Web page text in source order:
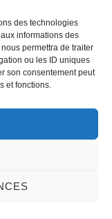
des technologies
informations des
permettra de traiter
ou les ID uniques
son consentement peut
et fonctions.